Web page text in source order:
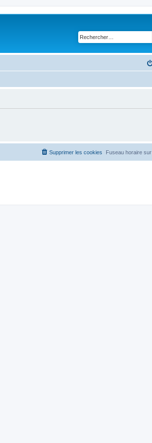
Fuseau horaire sur
Supprimer les cookies